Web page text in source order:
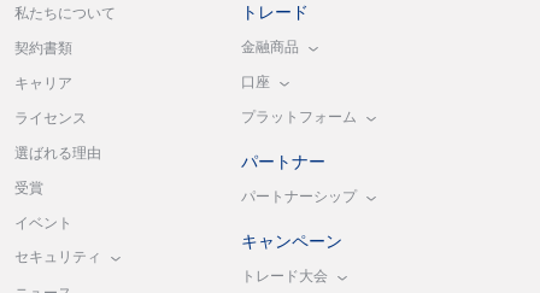
私たちについて
契約書類
キャリア
ライセンス
選ばれる理由
受賞
イベント
セキュリティ
トレード
金融商品
口座
プラットフォーム
パートナー
パートナーシップ
キャンペーン
トレード大会